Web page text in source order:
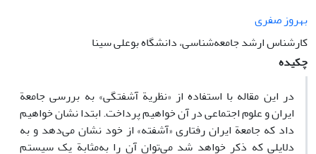
بهروز صفری
کارشناس ارشد جامعه‌شناسی، دانشگاه بوعلی سینا
چکیده
در این مقاله با استفاده از «نظریة آشفتگی» به بررسی جامعة
‌ایران و علوم اجتماعی در آن خواهیم پرداخت. ابتدا نشان خواهیم
داد که جامعة ایران رفتاری «آشفته» از خود نشان می‌دهد و به
دلایلی که ذکر خواهد شد می‌توان آن را به‌مثابة یک سیستم